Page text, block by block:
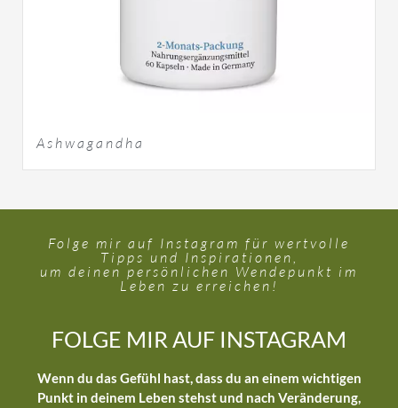
Ashwagandha
Folge mir auf Instagram für wertvolle
Tipps und Inspirationen,
um deinen persönlichen Wendepunkt im
Leben zu erreichen!
FOLGE MIR AUF INSTAGRAM
Wenn du das Gefühl hast, dass du an einem wichtigen
Punkt in deinem Leben stehst und nach Veränderung,